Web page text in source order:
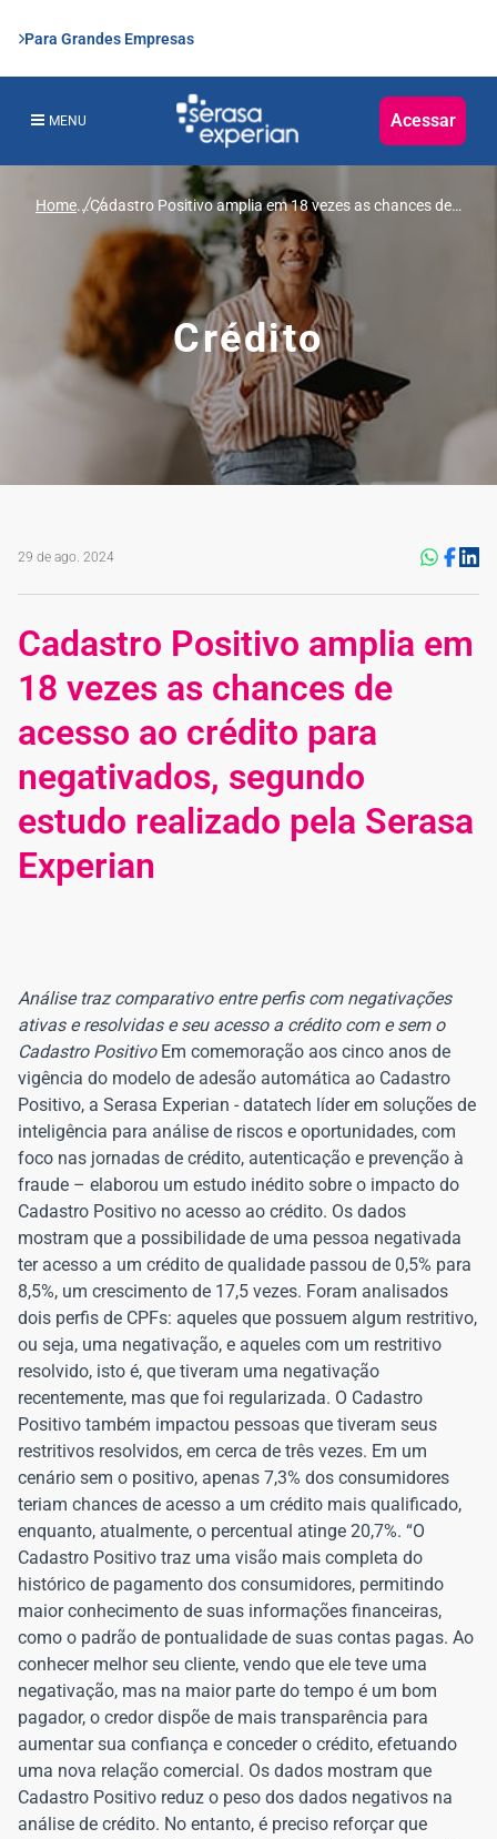
Para Grandes Empresas
MENU Acessar
Home...Cadastro Positivo amplia em 18 vezes as chances de
acesso ao crédito para negativados, segundo estudo
realizado pela Serasa Experian
Crédito
29 de ago. 2024
Cadastro Positivo amplia em
18 vezes as chances de
acesso ao crédito para
negativados, segundo
estudo realizado pela Serasa
Experian
Análise traz comparativo entre perfis com negativações
ativas e resolvidas e seu acesso a crédito com e sem o
Cadastro PositivoEm comemoração aos cinco anos de
vigência do modelo de adesão automática ao Cadastro
Positivo, a Serasa Experian - datatech líder em soluções de
inteligência para análise de riscos e oportunidades, com
foco nas jornadas de crédito, autenticação e prevenção à
fraude – elaborou um estudo inédito sobre o impacto do
Cadastro Positivo no acesso ao crédito. Os dados
mostram que a possibilidade de uma pessoa negativada
ter acesso a um crédito de qualidade passou de 0,5% para
8,5%, um crescimento de 17,5 vezes. Foram analisados
dois perfis de CPFs: aqueles que possuem algum restritivo,
ou seja, uma negativação, e aqueles com um restritivo
resolvido, isto é, que tiveram uma negativação
recentemente, mas que foi regularizada. O Cadastro
Positivo também impactou pessoas que tiveram seus
restritivos resolvidos, em cerca de três vezes. Em um
cenário sem o positivo, apenas 7,3% dos consumidores
teriam chances de acesso a um crédito mais qualificado,
enquanto, atualmente, o percentual atinge 20,7%. “O
Cadastro Positivo traz uma visão mais completa do
histórico de pagamento dos consumidores, permitindo
maior conhecimento de suas informações financeiras,
como o padrão de pontualidade de suas contas pagas. Ao
conhecer melhor seu cliente, vendo que ele teve uma
negativação, mas na maior parte do tempo é um bom
pagador, o credor dispõe de mais transparência para
aumentar sua confiança e conceder o crédito, efetuando
uma nova relação comercial. Os dados mostram que
Cadastro Positivo reduz o peso dos dados negativos na
análise de crédito. No entanto, é preciso reforçar que